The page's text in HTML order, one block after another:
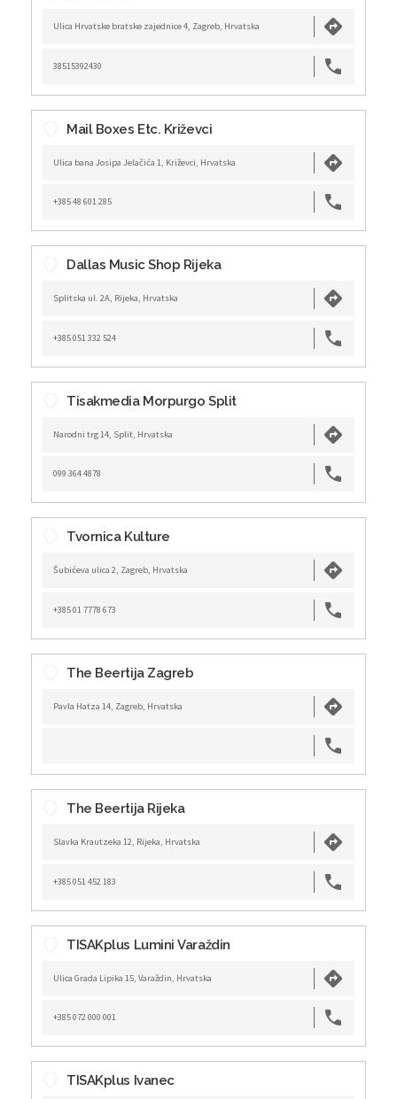
Ulica Hrvatske bratske zajednice 4, Zagreb, Hrvatska
38515392430
Mail Boxes Etc. Križevci
Ulica bana Josipa Jelačića 1, Križevci, Hrvatska
+385 48 601 285
Dallas Music Shop Rijeka
Splitska ul. 2A, Rijeka, Hrvatska
+385 051 332 524
Tisakmedia Morpurgo Split
Narodni trg 14, Split, Hrvatska
099 364 4878
Tvornica Kulture
Šubićeva ulica 2, Zagreb, Hrvatska
+385 01 7778 673
The Beertija Zagreb
Pavla Hatza 14, Zagreb, Hrvatska
The Beertija Rijeka
Slavka Krautzeka 12, Rijeka, Hrvatska
+385 051 452 183
TISAKplus Lumini Varaždin
Ulica Grada Lipika 15, Varaždin, Hrvatska
+385 072 000 001
TISAKplus Ivanec